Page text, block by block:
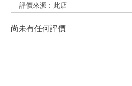
尚未有任何評價